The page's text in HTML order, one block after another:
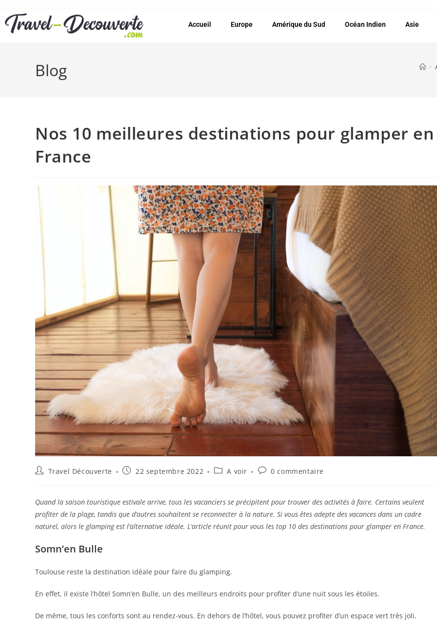
Accueil Europe Amérique du Sud Océan Indien Asie
Blog >
Nos 10 meilleures destinations pour glamper en
France
Travel Découverte 22 septembre 2022 A voir 0 commentaire
Quand la saison touristique estivale arrive, tous les vacanciers se précipitent pour trouver des activités à faire. Certains veulent
profiter de la plage, tandis que d’autres souhaitent se reconnecter à la nature. Si vous êtes adepte des vacances dans un cadre
naturel, alors le glamping est l’alternative idéale. L’article réunit pour vous les top 10 des destinations pour glamper en France.
Somn’en Bulle
Toulouse reste la destination idéale pour faire du glamping.
En effet, il existe l’hôtel Somn’en Bulle, un des meilleurs endroits pour profiter d’une nuit sous les étoiles.
De même, tous les conforts sont au rendez-vous. En dehors de l’hôtel, vous pouvez profiter d’un espace vert très joli.